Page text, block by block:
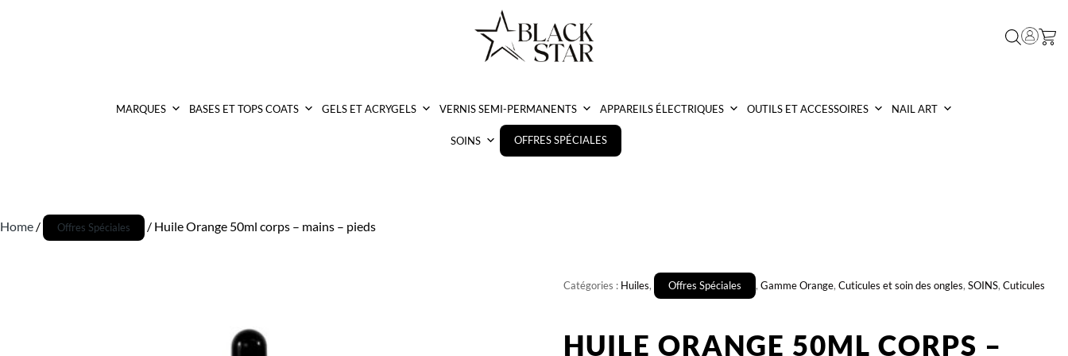
MARQUES BASES ET TOPS COATS GELS ET ACRYGELS VERNIS SEMI-PERMANENTS APPAREILS ÉLECTRIQUES OUTILS ET ACCESSOIRES NAIL ART
SOINS OFFRES SPÉCIALES
Home / Offres Spéciales / Huile Orange 50ml corps – mains – pieds
Catégories : Huiles, Offres Spéciales , Gamme Orange, Cuticules et soin des ongles, SOINS, Cuticules
HUILE ORANGE 50ML CORPS –